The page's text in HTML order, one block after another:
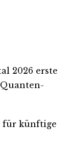
2026 erste
für künftige